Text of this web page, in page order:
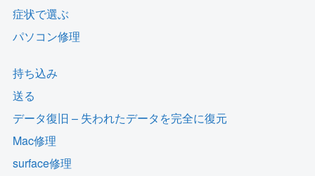
症状で選ぶ
パソコン修理
持ち込み
送る
データ復旧 – 失われたデータを完全に復元
Mac修理
surface修理